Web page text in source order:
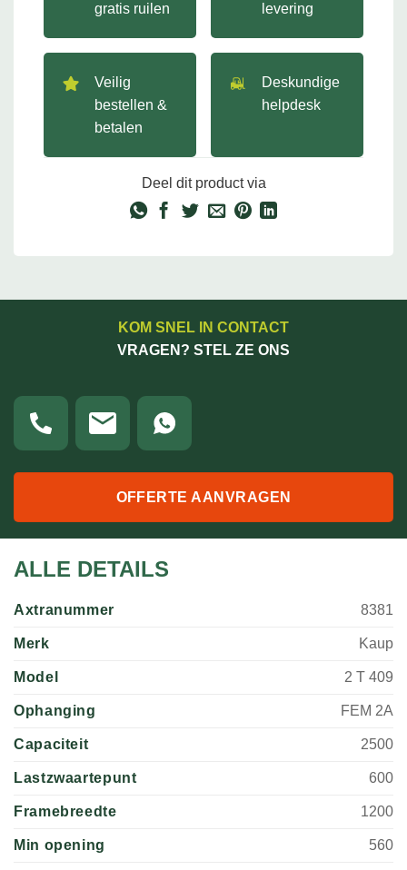
gratis ruilen
levering
Veilig
bestellen &
betalen
Deskundige
helpdesk
Deel dit product via
KOM SNEL IN CONTACT
VRAGEN? STEL ZE ONS
OFFERTE AANVRAGEN
ALLE DETAILS
Axtranummer 8381
Merk Kaup
Model 2 T 409
Ophanging FEM 2A
Capaciteit 2500
Lastzwaartepunt 600
Framebreedte 1200
Min opening 560